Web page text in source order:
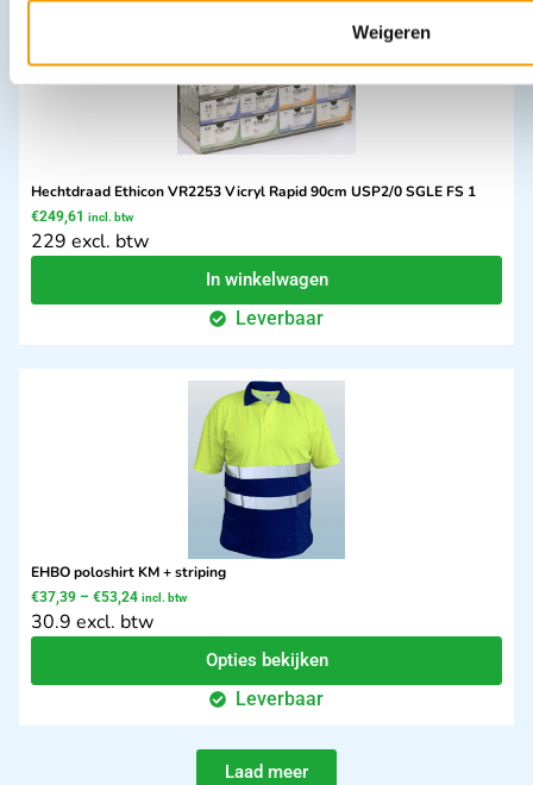
Weigeren
Hechtdraad Ethicon VR2253 Vicryl Rapid 90cm USP2/0 SGLE FS 1
€249,61 incl. btw
229 excl. btw
In winkelwagen
Leverbaar
EHBO poloshirt KM + striping
€37,39 – €53,24 incl. btw
30.9 excl. btw
Opties bekijken
Leverbaar
Laad meer